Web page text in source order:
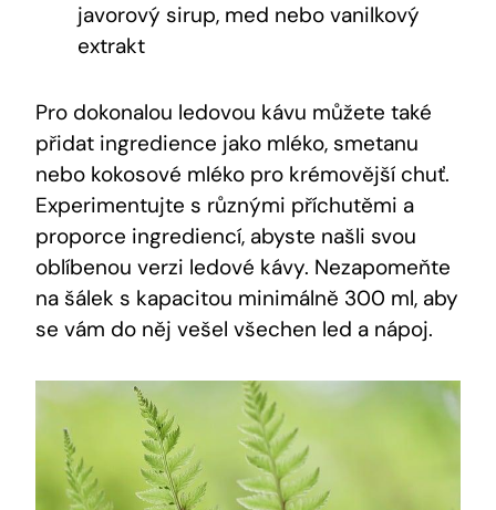
javorový sirup, med nebo vanilkový
extrakt
Pro dokonalou ledovou kávu můžete také
přidat ingredience jako mléko, smetanu
nebo kokosové mléko pro krémovější chuť.
Experimentujte s různými příchutěmi a
proporce ingrediencí, abyste našli svou
oblíbenou verzi ledové kávy. Nezapomeňte
na šálek s kapacitou minimálně 300 ml, aby
se vám do něj vešel všechen led a nápoj.